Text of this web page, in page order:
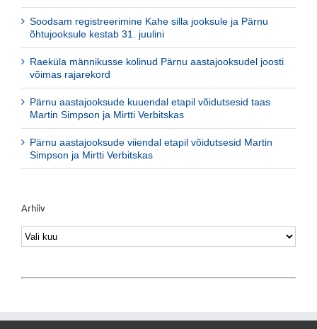
Soodsam registreerimine Kahe silla jooksule ja Pärnu
õhtujooksule kestab 31. juulini
Raeküla männikusse kolinud Pärnu aastajooksudel joosti
võimas rajarekord
Pärnu aastajooksude kuuendal etapil võidutsesid taas
Martin Simpson ja Mirtti Verbitskas
Pärnu aastajooksude viiendal etapil võidutsesid Martin
Simpson ja Mirtti Verbitskas
Arhiiv
Arhiiv